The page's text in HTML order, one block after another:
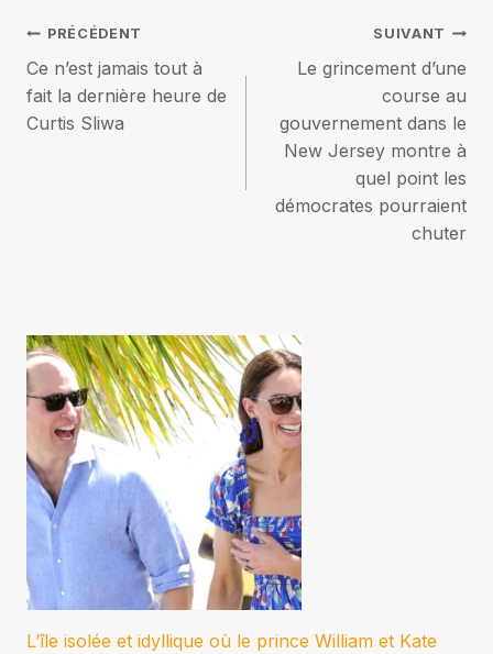
Navigation
de
PRÉCÉDENT
Ce n’est jamais tout à
fait la dernière heure de
Curtis Sliwa
SUIVANT
Le grincement d’une
course au
gouvernement dans le
New Jersey montre à
quel point les
démocrates pourraient
chuter
L’île isolée et idyllique où le prince William et Kate